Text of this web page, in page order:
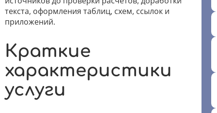
текста, оформления таблиц, схем, ссылок и
приложений.
Краткие
характеристики
услуги